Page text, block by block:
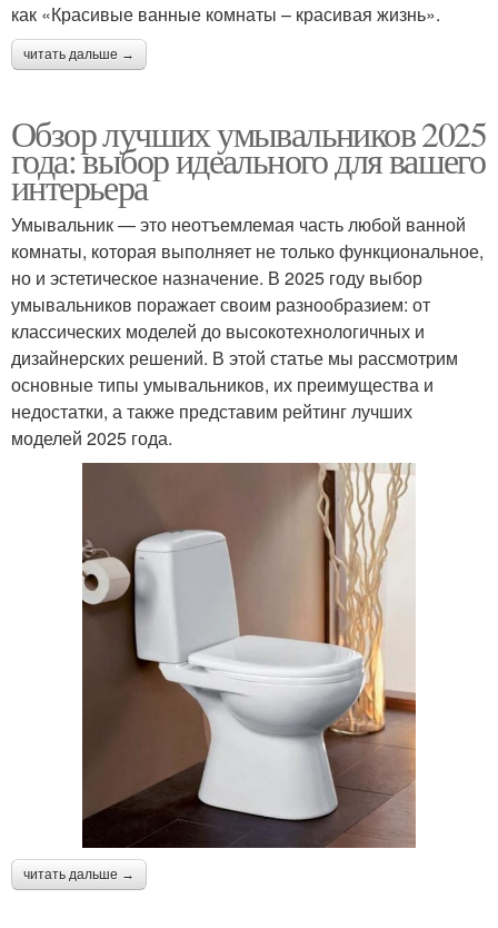
как «Красивые ванные комнаты – красивая жизнь».
читать дальше →
Обзор лучших умывальников 2025
года: выбор идеального для вашего
интерьера
Умывальник — это неотъемлемая часть любой ванной
комнаты, которая выполняет не только функциональное,
но и эстетическое назначение. В 2025 году выбор
умывальников поражает своим разнообразием: от
классических моделей до высокотехнологичных и
дизайнерских решений. В этой статье мы рассмотрим
основные типы умывальников, их преимущества и
недостатки, а также представим рейтинг лучших
моделей 2025 года.
читать дальше →